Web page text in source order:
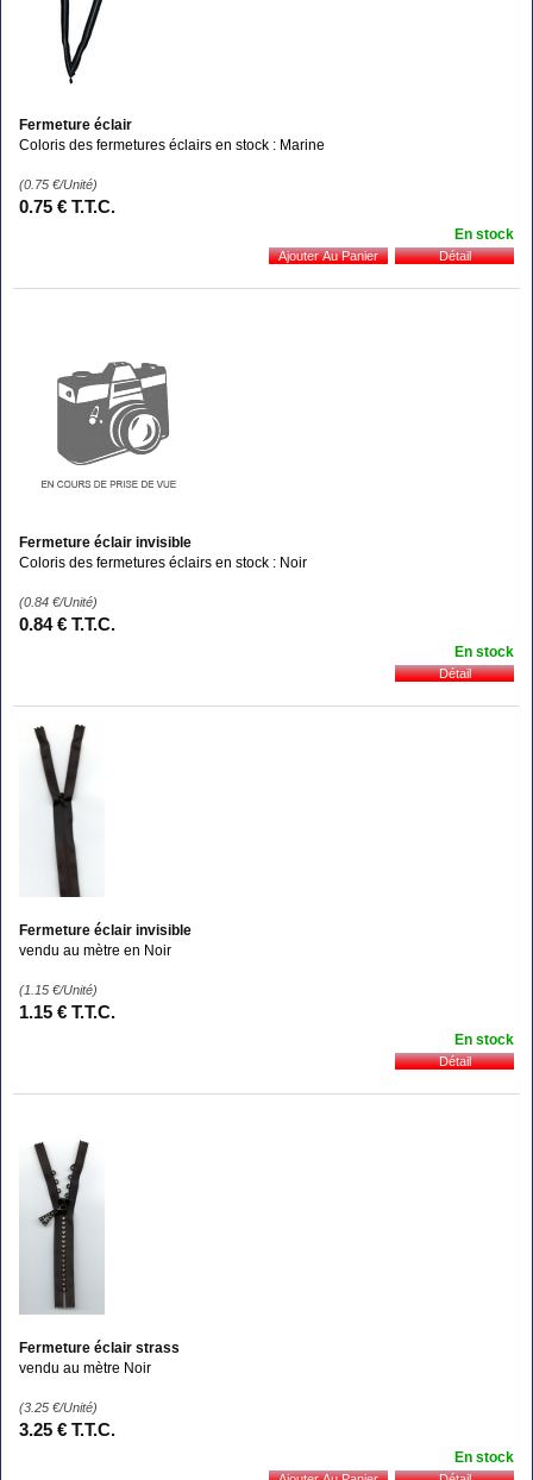
Fermeture éclair
Coloris des fermetures éclairs en stock : Marine
(0.75 €/Unité)
0.75 € T.T.C.
En stock
Fermeture éclair invisible
Coloris des fermetures éclairs en stock : Noir
(0.84 €/Unité)
0.84 € T.T.C.
En stock
Fermeture éclair invisible
vendu au mètre en Noir
(1.15 €/Unité)
1.15 € T.T.C.
En stock
Fermeture éclair strass
vendu au mètre Noir
(3.25 €/Unité)
3.25 € T.T.C.
En stock